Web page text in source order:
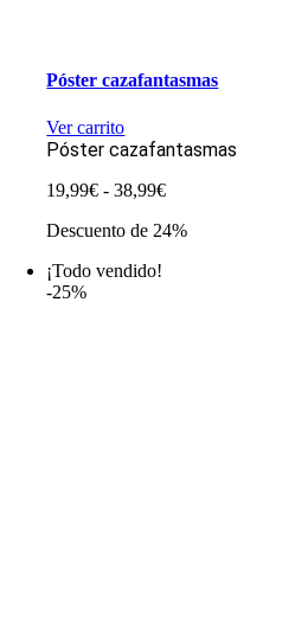
Póster cazafantasmas
Ver carrito
Póster cazafantasmas
19,99€ - 38,99€Rango
precios:
Descuento de 24%
¡Todo vendido!
-25%